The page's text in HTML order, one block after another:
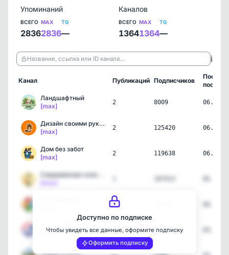
Упоминаний
ВСЕГО
2836
MAX
2836
TG
—
Каналов
ВСЕГО
1364
MAX
1364
TG
—
Название, ссылка или ID канала… ℹ️
Канал Публикаций Подписчиков
пост
Ландшафтный
[max]
2 8009
Дизайн своими руками
[max]
2 125420
Дом без забот
[max]
2 119638
2
[max]
2 53636
Томск в сети
Доступно по подписке
Чтобы увидеть все данные, оформите подписку
Оформить подписку